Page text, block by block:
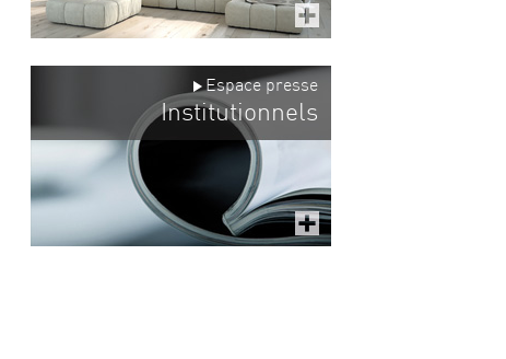
Espace presse
Institutionnels